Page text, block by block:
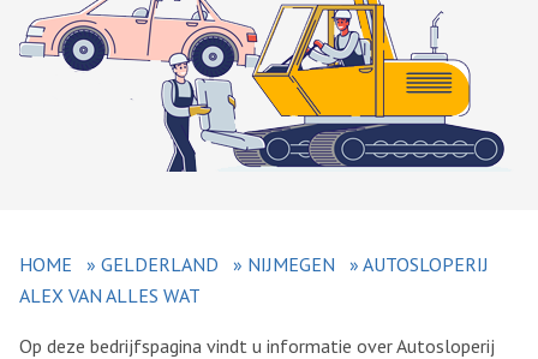
HOME » GELDERLAND » NIJMEGEN » AUTOSLOPERIJ
ALEX VAN ALLES WAT
Op deze bedrijfspagina vindt u informatie over Autosloperij